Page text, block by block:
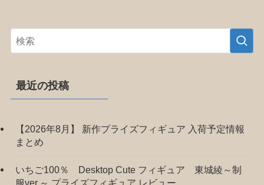
最近の投稿
【2026年8月】 新作プライズフィギュア 入荷予定情報
まとめ
いちご100％ Desktop Cute フィギュア 東城綾～制
服ver.～ プライズフィギュア レビュー